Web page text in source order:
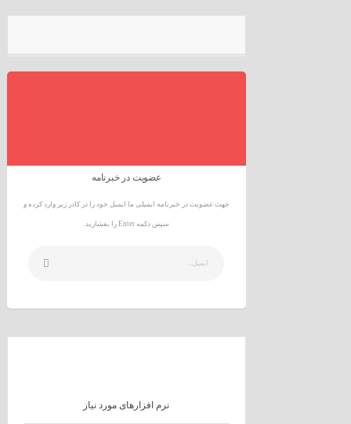
عضویت در خبرنامه
جهت عضویت در خبرنامه ایمیلی ما ایمیل خود را در کادر زیر وارد کرده و
سپس دکمه Enter را بفشارید.
نرم افزارهای مورد نیاز